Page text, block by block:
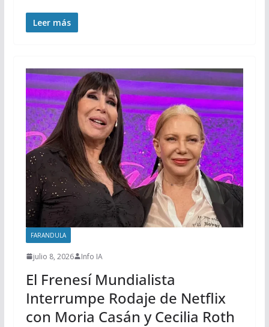
Leer más
FARANDULA
julio 8, 2026 Info IA
El Frenesí Mundialista
Interrumpe Rodaje de Netflix
con Moria Casán y Cecilia Roth